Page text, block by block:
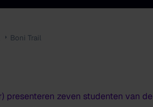
Boni Trail
presenteren zeven studenten van